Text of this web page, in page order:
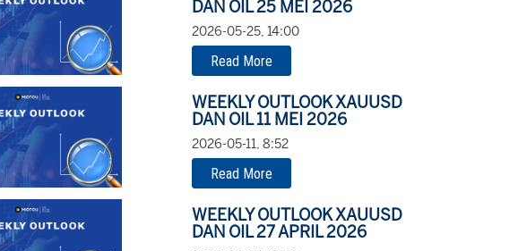
DAN OIL 25 MEI 2026
2026-05-25, 14:00
Read More
WEEKLY OUTLOOK XAUUSD
DAN OIL 11 MEI 2026
2026-05-11, 8:52
Read More
WEEKLY OUTLOOK XAUUSD
DAN OIL 27 APRIL 2026